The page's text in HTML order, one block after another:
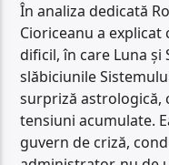
În analiza dedicată
Cioriceanu a
dificil, în care Luna
slăbiciunile
surpriză astrologică,
tensiuni acumulate.
guvern de criză,